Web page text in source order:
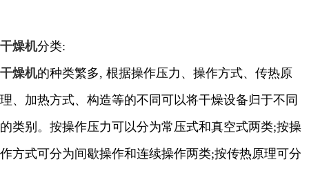
干燥机分类:
干燥机的种类繁多, 根据操作压力、操作方式、传热原
理、加热方式、构造等的不同可以将干燥设备归于不同
的类别。按操作压力可以分为常压式和真空式两类;按操
作方式可分为间歇操作和连续操作两类;按传热原理可分